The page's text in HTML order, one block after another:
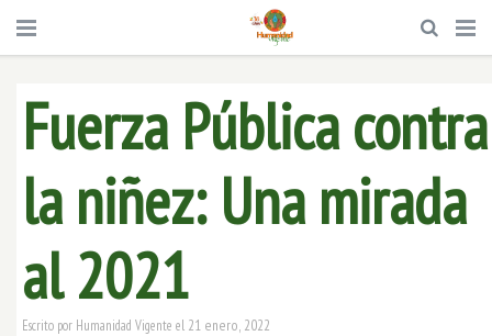
Fuerza Pública contra
la niñez: Una mirada
al 2021
Escrito por Humanidad Vigente el 21 enero, 2022